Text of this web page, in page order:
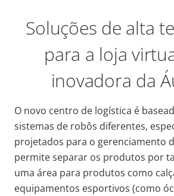
Soluções de alta
para a loja
inovadora da
O novo centro de logística é
sistemas de robôs diferentes,
projetados para o gerenciamento
permite separar os produtos por
uma área para produtos como
equipamentos esportivos (como